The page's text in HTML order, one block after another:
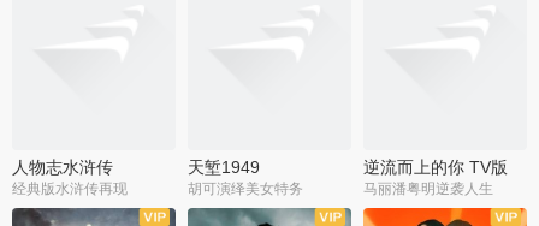
人物志水浒传
经典版水浒传再现
天堑1949
胡可演绎美女特务
逆流而上的你 TV版
马丽潘粤明逆袭人生
全34集
全21集 全35集